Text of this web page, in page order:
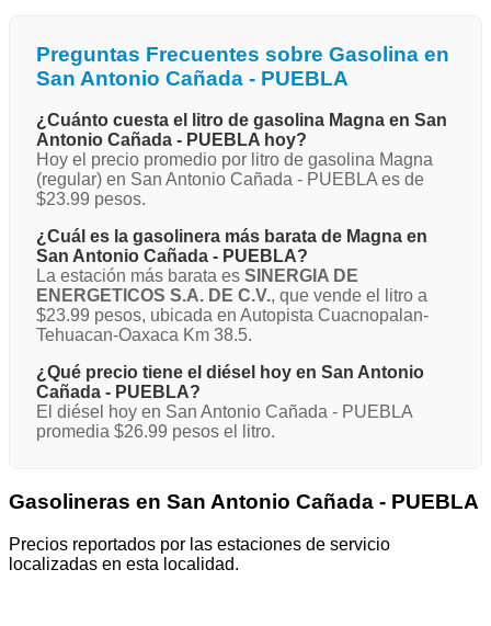
Preguntas Frecuentes sobre Gasolina en
San Antonio Cañada - PUEBLA
¿Cuánto cuesta el litro de gasolina Magna en San
Antonio Cañada - PUEBLA hoy?
Hoy el precio promedio por litro de gasolina Magna
(regular) en San Antonio Cañada - PUEBLA es de
$23.99 pesos.
¿Cuál es la gasolinera más barata de Magna en
San Antonio Cañada - PUEBLA?
La estación más barata es SINERGIA DE
ENERGETICOS S.A. DE C.V., que vende el litro a
$23.99 pesos, ubicada en Autopista Cuacnopalan-
Tehuacan-Oaxaca Km 38.5.
¿Qué precio tiene el diésel hoy en San Antonio
Cañada - PUEBLA?
El diésel hoy en San Antonio Cañada - PUEBLA
promedia $26.99 pesos el litro.
Gasolineras en San Antonio Cañada - PUEBLA
Precios reportados por las estaciones de servicio
localizadas en esta localidad.